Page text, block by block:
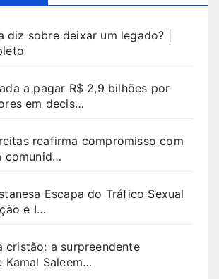
diz sobre deixar um legado? |
a pagar R$ 2,9 bilhões por
em decis…
reafirma compromisso com
comunid…
Escapa do Tráfico Sexual
e I…
cristão: a surpreendente
Kamal Saleem…